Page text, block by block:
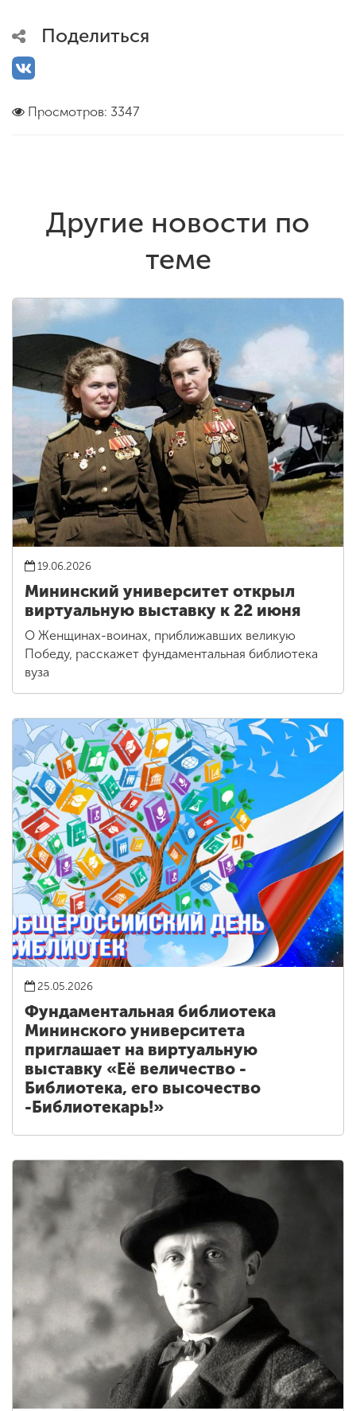
Поделиться
Просмотров: 3347
Другие новости по
теме
19.06.2026
Мининский университет открыл
виртуальную выставку к 22 июня
О Женщинах-воинах, приближавших великую
Победу, расскажет фундаментальная библиотека
вуза
25.05.2026
Фундаментальная библиотека
Мининского университета
приглашает на виртуальную
выставку «Её величество -
Библиотека, его высочество
-Библиотекарь!»